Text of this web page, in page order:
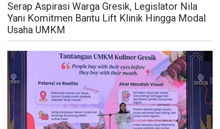
Serap Aspirasi Warga Gresik, Legislator Nila
Yani Komitmen Bantu Lift Klinik Hingga Modal
Usaha UMKM